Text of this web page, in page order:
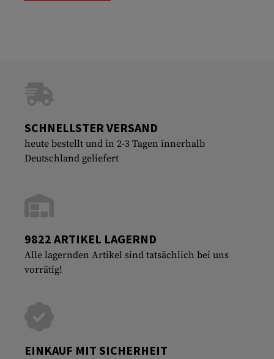
SCHNELLSTER VERSAND
heute bestellt und in 2-3 Tagen innerhalb
Deutschland geliefert
9822 ARTIKEL LAGERND
Alle lagernden Artikel sind tatsächlich bei uns
vorrätig!
EINKAUF MIT SICHERHEIT